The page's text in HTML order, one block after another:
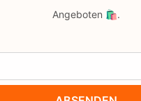
Angeboten 🛍️.